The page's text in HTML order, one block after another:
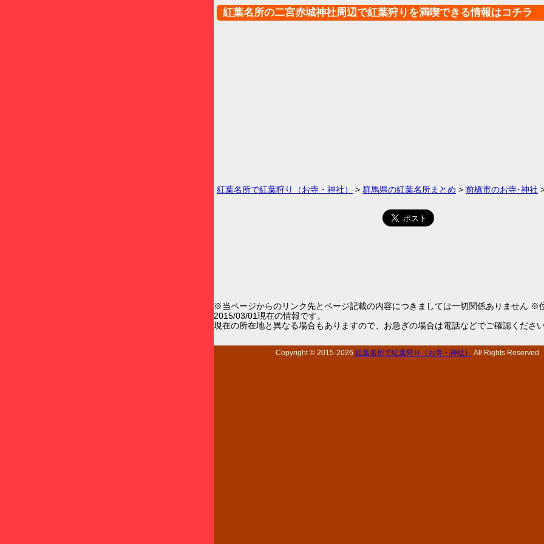
紅葉名所の二宮赤城神社周辺で紅葉狩りを満喫できる情報はコチラ
紅葉名所で紅葉狩り（お寺・神社） > 群馬県の紅葉名所まとめ > 前橋市のお寺･神社
※当ページからのリンク先とページ記載の内容につきましては一切関係ありません ※
2015/03/01現在の情報です。
現在の所在地と異なる場合もありますので、お急ぎの場合は電話などでご確認ください
Copyright © 2015-2026 紅葉名所で紅葉狩り（お寺・神社） All Rights Reserved.